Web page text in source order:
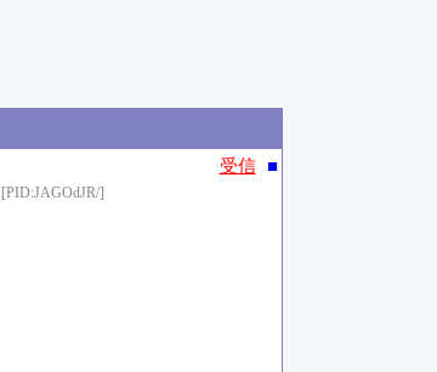
受信 ■
[PID:JAGOdJR/]